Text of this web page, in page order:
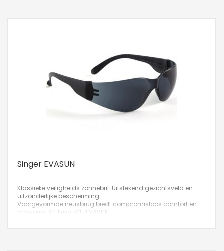
Singer EVASUN
Klassieke veiligheids zonnebril. Uitstekend gezichtsveld en
uitzonderlijke bescherming.
Voorgevormde neusbrug biedt compromisloos comfort en
pasvorm.
Artikelnr: GL-EVASUN